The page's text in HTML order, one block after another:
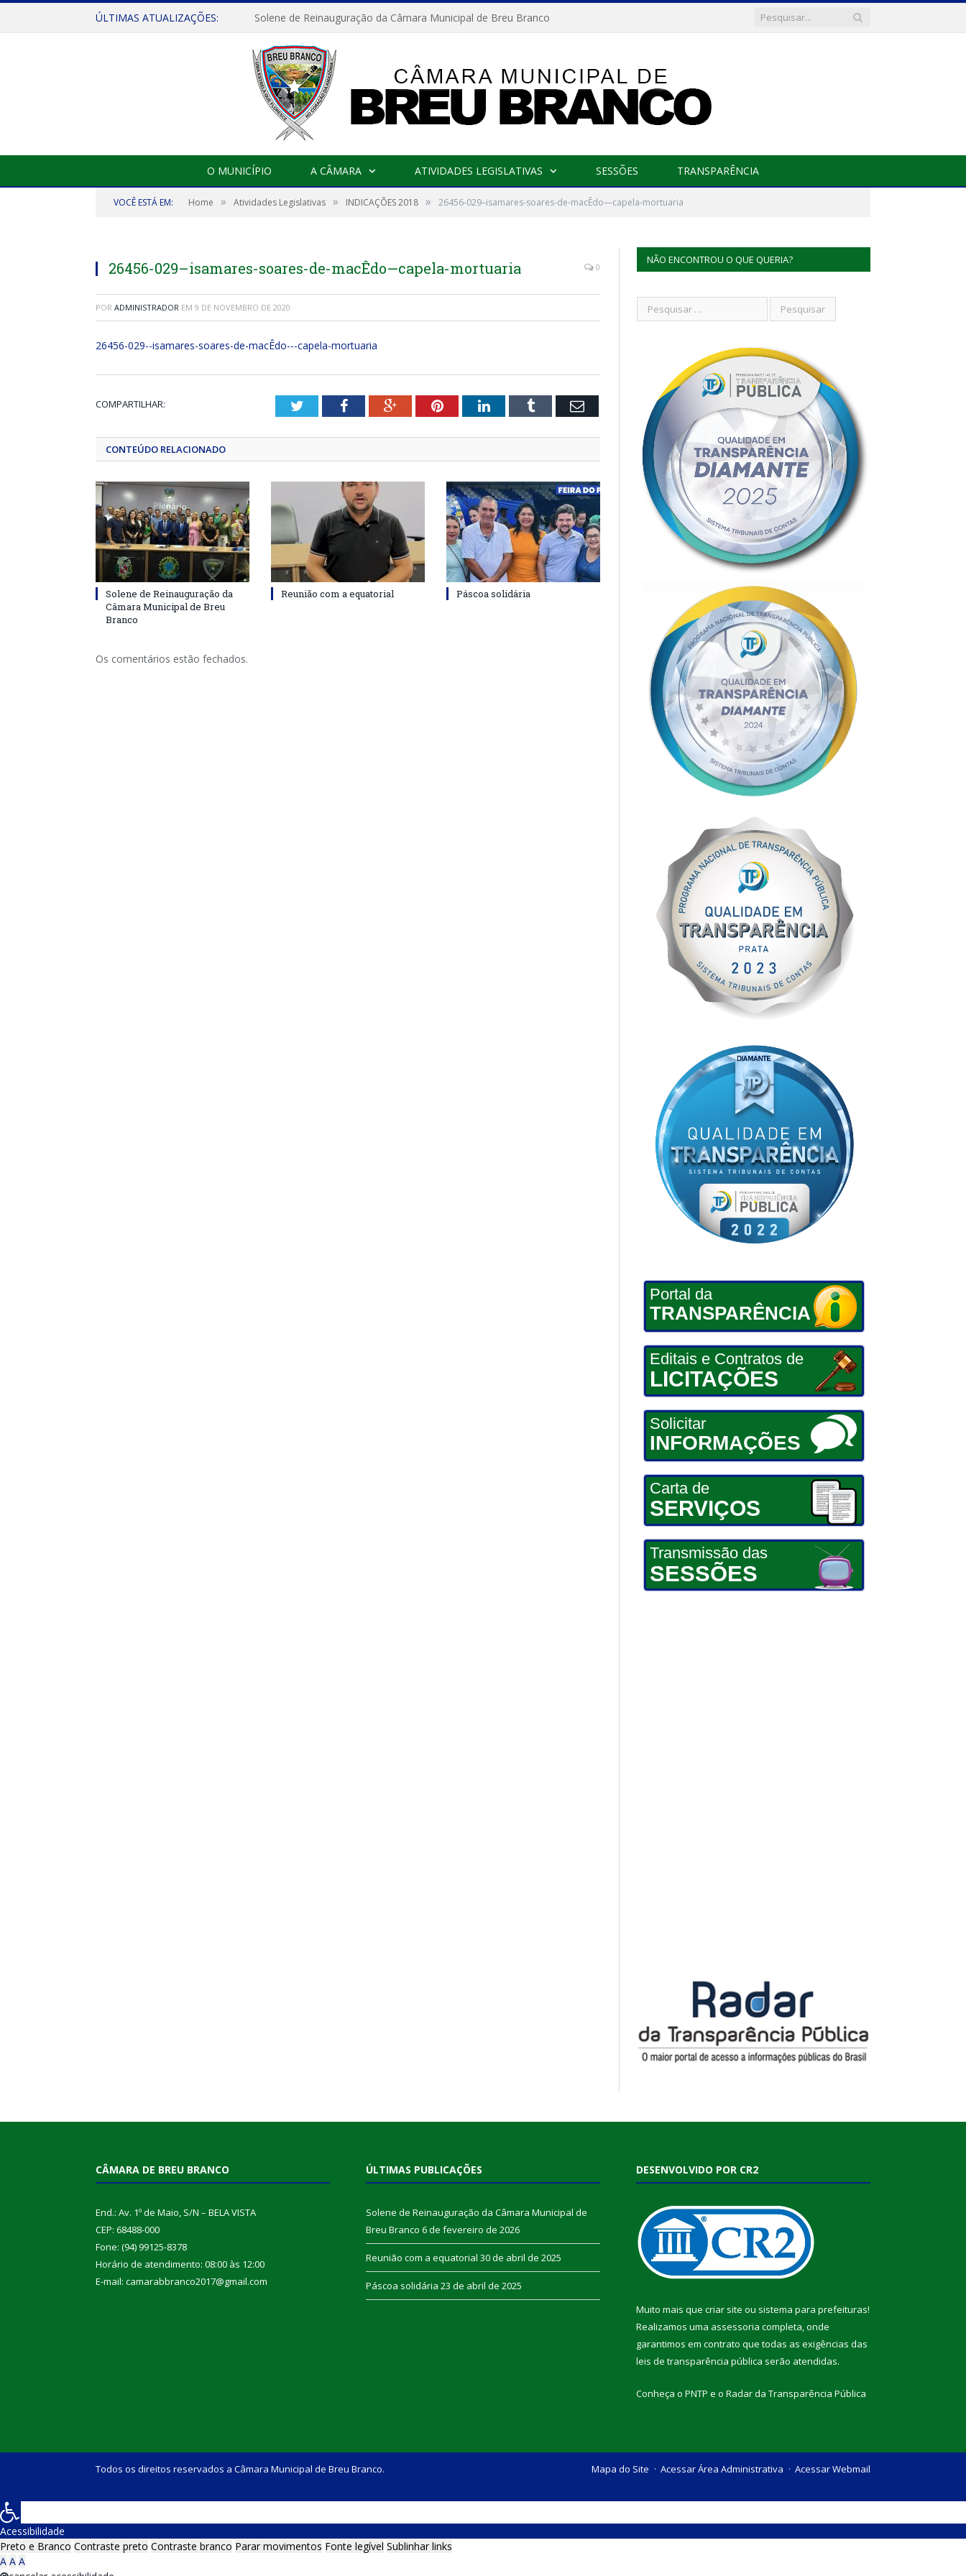
ÚLTIMAS ATUALIZAÇÕES: Solene de Reinauguração da Câmara Municipal de Breu Branco
O MUNICÍPIO A CÂMARA ATIVIDADES LEGISLATIVAS SESSÕES TRANSPARÊNCIA
VOCÊ ESTÁ EM: Home » Atividades Legislativas » INDICAÇÕES 2018 » 26456-029–isamares-soares-de-macÊdo—capela-mortuaria
26456-029–isamares-soares-de-macÊdo—capela-mortuaria 0
POR ADMINISTRADOR EM 9 DE NOVEMBRO DE 2020
26456-029--isamares-soares-de-macÊdo---capela-mortuaria
COMPARTILHAR: TwitterFacebookGoogle+PinterestLinkedInTumblr Email
CONTEÚDO RELACIONADO
Solene de Reinauguração da
Câmara Municipal de Breu
Branco
Reunião com a equatorial Páscoa solidária
Os comentários estão fechados.
NÃO ENCONTROU O QUE QUERIA?
Portal da
TRANSPARÊNCIA
Editais e Contratos de
LICITAÇÕES
Solicitar
INFORMAÇÕES
Carta de
SERVIÇOS
Transmissão das
SESSÕES
CÂMARA DE BREU BRANCO
End.: Av. 1º de Maio, S/N – BELA VISTA
CEP: 68488-000
Fone: (94) 99125-8378
Horário de atendimento: 08:00 às 12:00
E-mail: camarabbranco2017@gmail.com
ÚLTIMAS PUBLICAÇÕES
Solene de Reinauguração da Câmara Municipal de
Breu Branco 6 de fevereiro de 2026
Reunião com a equatorial 30 de abril de 2025
Páscoa solidária 23 de abril de 2025
DESENVOLVIDO POR CR2
Muito mais que criar site ou sistema para prefeituras!
Realizamos uma assessoria completa, onde
garantimos em contrato que todas as exigências das
leis de transparência pública serão atendidas.
Conheça o PNTP e o Radar da Transparência Pública
Todos os direitos reservados a Câmara Municipal de Breu Branco. Mapa do Site Acessar Área Administrativa Acessar Webmail
Acessibilidade
Preto e Branco Contraste preto Contraste branco Parar movimentos Fonte legível Sublinhar links
A A A